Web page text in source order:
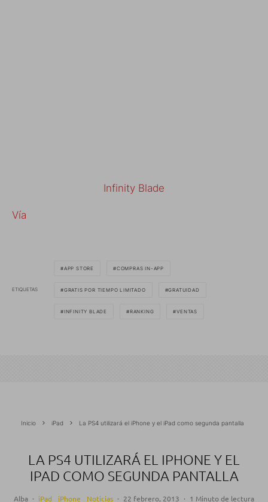
Infinity Blade
Vía
ETIQUETAS
APP STORE COMPRAS IN-APP
GRATIS POR TIEMPO LIMITADO GRATUIDAD
INFINITY BLADE RANKING VENTAS
Inicio iPad La PS4 utilizará el iPhone y el iPad como segunda pantalla
LA PS4 UTILIZARÁ EL IPHONE Y EL
IPAD COMO SEGUNDA PANTALLA
Alba · iPad iPhone Noticias · 22 febrero, 2013 · 1 Minuto de lectura